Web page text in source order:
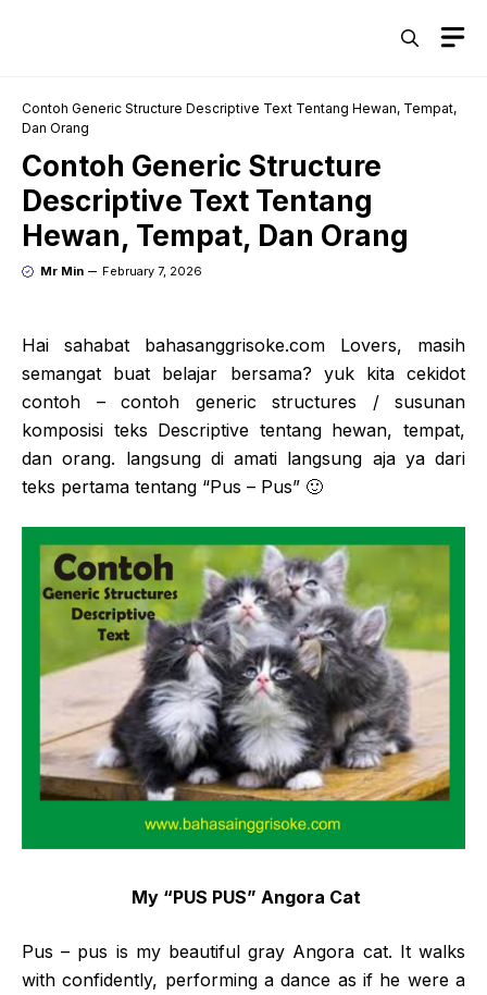
Contoh Generic Structure Descriptive Text Tentang Hewan, Tempat,
Dan Orang
Contoh Generic Structure
Descriptive Text Tentang
Hewan, Tempat, Dan Orang
Mr Min February 7, 2026
Hai sahabat bahasanggrisoke.com Lovers, masih
semangat buat belajar bersama? yuk kita cekidot
contoh – contoh generic structures / susunan
komposisi teks Descriptive tentang hewan, tempat,
dan orang. langsung di amati langsung aja ya dari
teks pertama tentang “Pus – Pus” 🙂
My “PUS PUS” Angora Cat
Pus – pus is my beautiful gray Angora cat. It walks
with confidently, performing a dance as if he were a